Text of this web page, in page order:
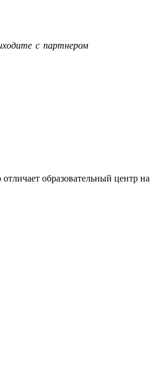
с партнером
образовательный центр на